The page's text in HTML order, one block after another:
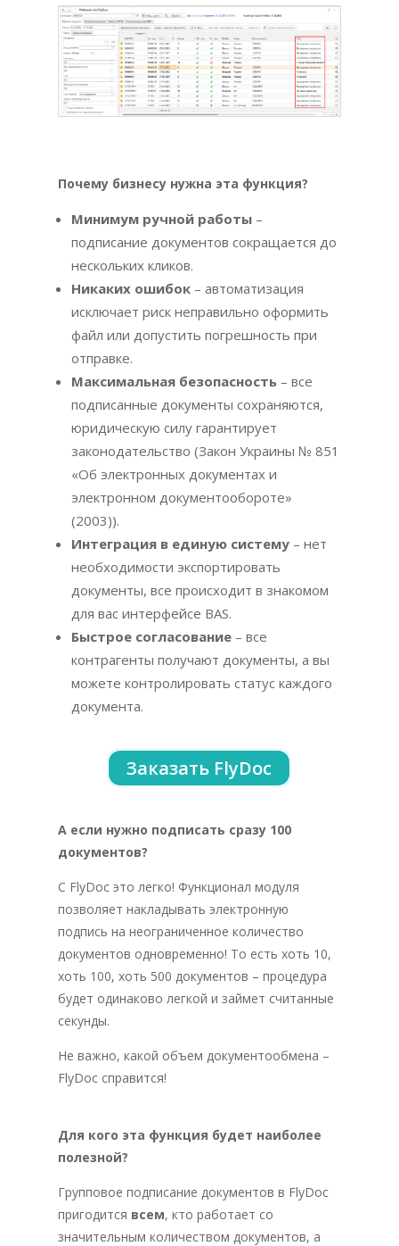
Почему бизнесу нужна эта функция?
Минимум ручной работы–
подписание документов сокращается до
нескольких кликов.
Никаких ошибок– автоматизация
исключает риск неправильно оформить
файл или допустить погрешность при
отправке.
Максимальная безопасность– все
подписанные документы сохраняются,
юридическую силу гарантирует
законодательство (Закон Украины № 851
«Об электронных документах и
электронном документообороте»
(2003)).
Интеграция в единую систему– нет
необходимости экспортировать
документы, все происходит в знакомом
для вас интерфейсе BAS.
Быстрое согласование– все
контрагенты получают документы, а вы
можете контролировать статус каждого
документа.
Заказать FlyDoc
А если нужно подписать сразу 100
документов?
С FlyDoc это легко! Функционал модуля
позволяет накладывать электронную
подпись на неограниченное количество
документов одновременно! То есть хоть 10,
хоть 100, хоть 500 документов – процедура
будет одинаково легкой и займет считанные
секунды.
Не важно, какой объем документообмена –
FlyDoc справится!
Для кого эта функция будет наиболее
полезной?
Групповое подписание документов в FlyDoc
пригодится всем, кто работает со
значительным количеством документов, а